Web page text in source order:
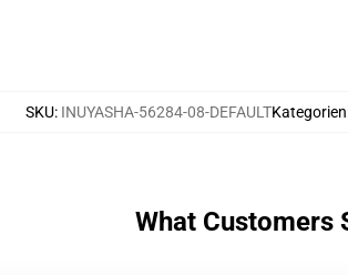
SKU: INUYASHA-56284-08-DEFAULTKategorien
What Customers